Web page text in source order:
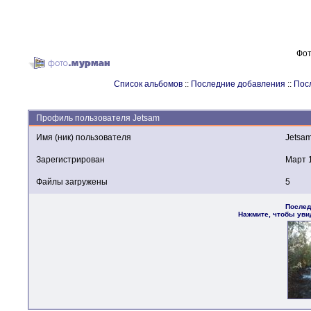
Список альбомов :: Последние добавления ::
Профиль пользователя Jetsam
Имя (ник) пользователя
Зарегистрирован Март
Файлы загружены 5
Нажмите, чтобы